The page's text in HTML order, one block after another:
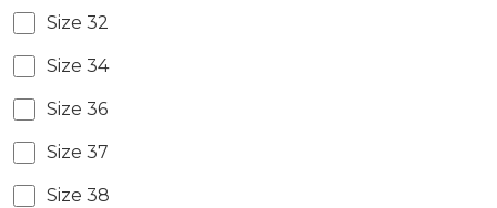
Size 32
Size 34
Size 36
Size 37
Size 38